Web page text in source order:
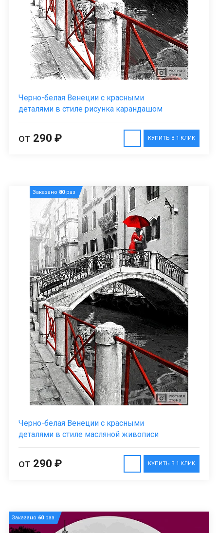
Черно-белая Венеции с красными
деталями в стиле рисунка карандашом
КУПИТЬ В 1 КЛИК
от 290 ₽
Заказано 80раз
Черно-белая Венеции с красными
деталями в стиле масляной живописи
КУПИТЬ В 1 КЛИК
от 290 ₽
Заказано 60раз